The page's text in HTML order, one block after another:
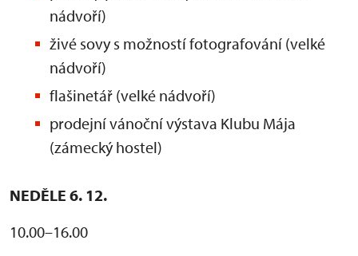
nádvoří)
živé sovy s možností fotografování (velké
nádvoří)
flašinetář (velké nádvoří)
prodejní vánoční výstava Klubu Mája
(zámecký hostel)
NEDĚLE 6. 12.
10.00–16.00